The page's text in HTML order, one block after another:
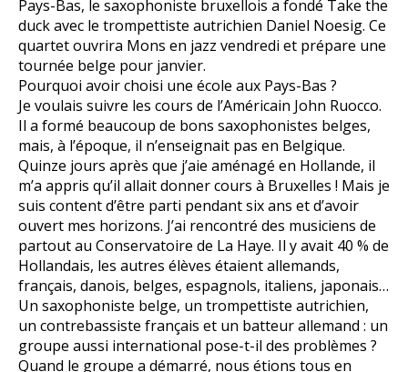
Pays-Bas, le saxophoniste bruxellois a fondé Take the
duck avec le trompettiste autrichien Daniel Noesig. Ce
quartet ouvrira Mons en jazz vendredi et prépare une
tournée belge pour janvier.
Pourquoi avoir choisi une école aux Pays-Bas ?
Je voulais suivre les cours de l’Américain John Ruocco.
Il a formé beaucoup de bons saxophonistes belges,
mais, à l’époque, il n’enseignait pas en Belgique.
Quinze jours après que j’aie aménagé en Hollande, il
m’a appris qu’il allait donner cours à Bruxelles ! Mais je
suis content d’être parti pendant six ans et d’avoir
ouvert mes horizons. J’ai rencontré des musiciens de
partout au Conservatoire de La Haye. Il y avait 40 % de
Hollandais, les autres élèves étaient allemands,
français, danois, belges, espagnols, italiens, japonais…
Un saxophoniste belge, un trompettiste autrichien,
un contrebassiste français et un batteur allemand : un
groupe aussi international pose-t-il des problèmes ?
Quand le groupe a démarré, nous étions tous en